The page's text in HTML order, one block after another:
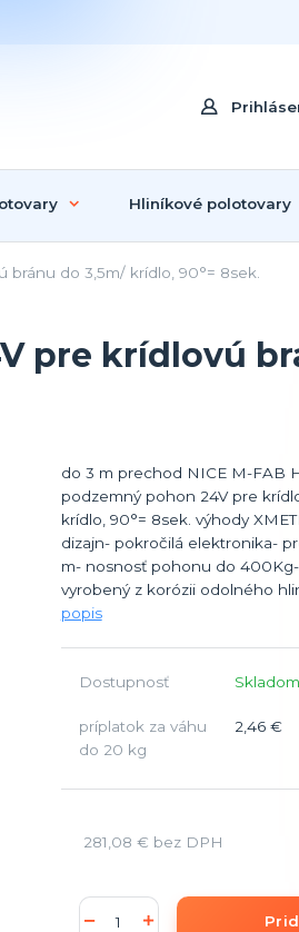
Hliníkové polotovary
do 3,5m/ krídlo, 90°= 8sek.
pre krídlovú
do 3 m prechod NICE M-FAB
podzemný pohon 24V pre
krídlo, 90°= 8sek. výhody
dizajn- pokročilá elektronika-
m- nosnosť pohonu do
vyrobený z korózii odolného
popis
Dostupnosť Skladom
príplatok za váhu
do 20 kg
2,46 €
281,08 € bez DPH